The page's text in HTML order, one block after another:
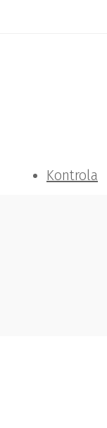
Kontrola